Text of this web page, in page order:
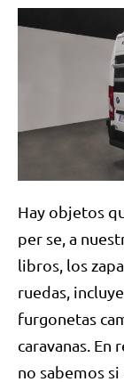
Hay objetos
per se, a
libros, los
ruedas,
furgonetas
caravanas. En
no sabemos